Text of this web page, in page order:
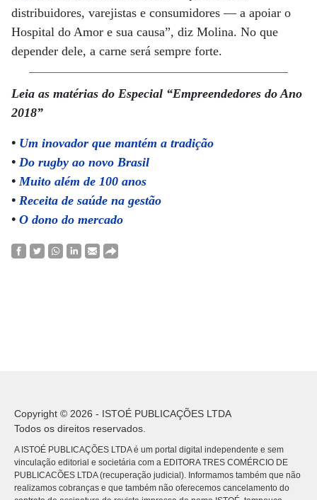
distribuidores, varejistas e consumidores — a apoiar o
Hospital do Amor e sua causa”, diz Molina. No que
depender dele, a carne será sempre forte.
Leia as matérias do Especial “Empreendedores do Ano
2018”
• Um inovador que mantém a tradição
• Do rugby ao novo Brasil
•Muito além de 100 anos
• Receita de saúde na gestão
• O dono do mercado
Copyright © 2026 - ISTOÉ PUBLICAÇÕES LTDA
Todos os direitos reservados.
A ISTOÉ PUBLICAÇÕES LTDA é um portal digital independente e sem
vinculação editorial e societária com a EDITORA TRES COMÉRCIO DE
PUBLICACÕES LTDA (recuperação judicial). Informamos também que não
realizamos cobranças e que também não oferecemos cancelamento do